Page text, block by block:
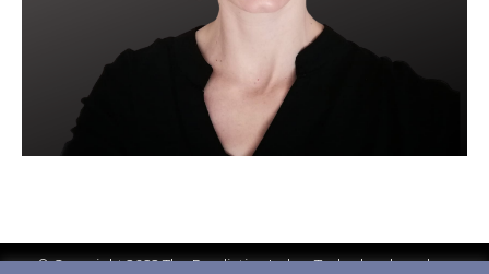
© Copyright 2022 The Predictive Index. Todos los derechos